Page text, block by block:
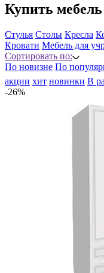
Купить
Стулья Столы Кресла
Кровати Мебель для
Сортировать по:
По новизне По
акции хит новинки B
-26%